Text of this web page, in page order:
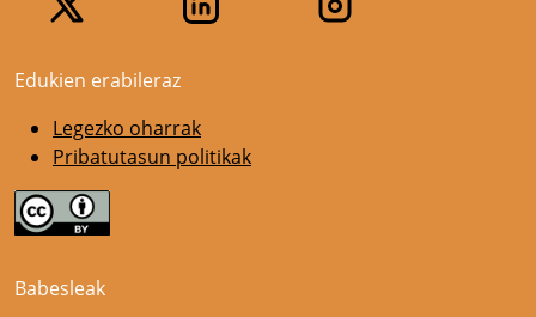
Edukien erabileraz
Legezko oharrak
Pribatutasun politikak
Babesleak